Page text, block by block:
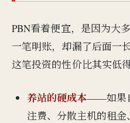
PBN看着便宜，是因为大
一笔明账，却漏了后面一
这笔投资的性价比其实低得
养站的硬成本——如果
注费、分散主机的租金